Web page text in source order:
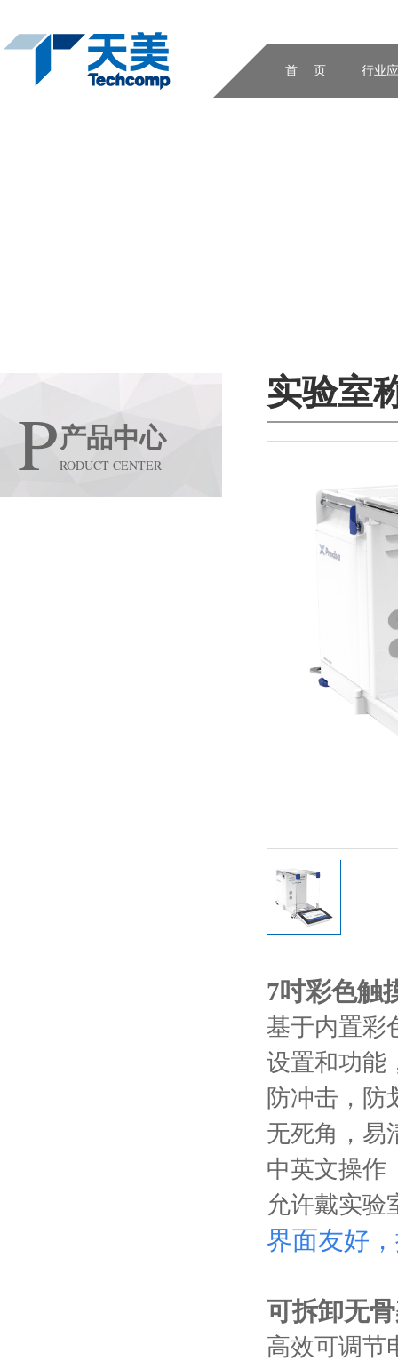
首 页 行业
P产品中心
RODUCT CENTER
实验室
7吋彩色触
基于内置彩
设置和功能
防冲击，防
无死角，易
中英文操作
允许戴实验
界面友好
可拆卸无
高效可调节